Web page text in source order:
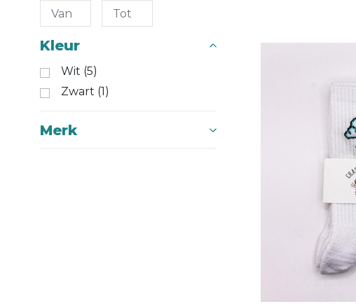
Kleur
Wit (5)
Zwart (1)
Merk